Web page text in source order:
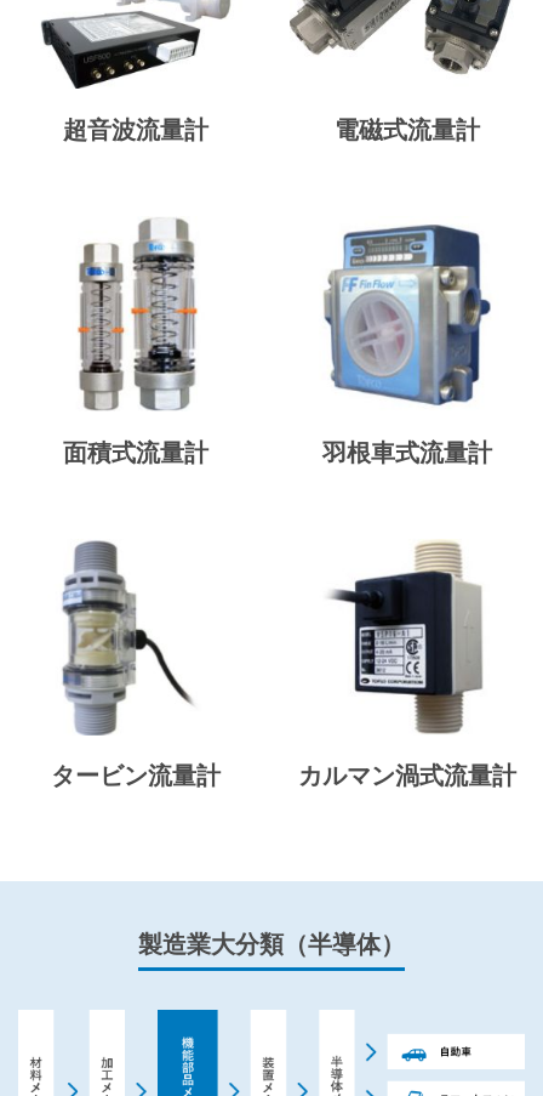
超音波流量計 電磁式流量計
面積式流量計 羽根車式流量計
タービン流量計 カルマン渦式流量計
製造業大分類（半導体）